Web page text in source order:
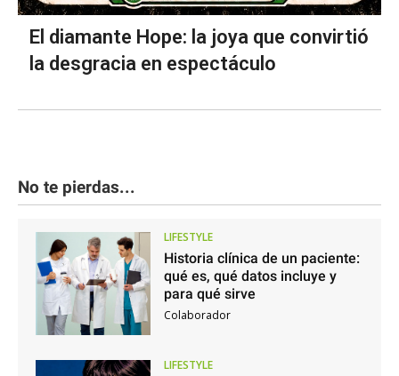
El diamante Hope: la joya que convirtió
la desgracia en espectáculo
No te pierdas...
LIFESTYLE
Historia clínica de un paciente:
qué es, qué datos incluye y
para qué sirve
Colaborador
LIFESTYLE